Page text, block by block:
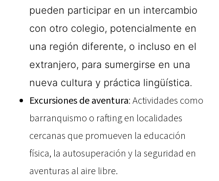
pueden participar en un intercambio
con otro colegio, potencialmente en
una región diferente, o incluso en el
extranjero, para sumergirse en una
nueva cultura y práctica lingüística.
Excursiones de aventura: Actividades como
barranquismo o rafting en localidades
cercanas que promueven la educación
física, la autosuperación y la seguridad en
aventuras al aire libre.